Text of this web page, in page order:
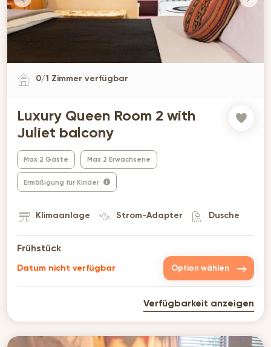
0/1 Zimmer verfügbar
Luxury Queen Room 2 with
Juliet balcony
Max 2 Gäste Max 2 Erwachsene
Ermäßigung für Kinder
Klimaanlage Strom-Adapter Dusche
Frühstück
Datum nicht verfügbar Option wählen
Verfügbarkeit anzeigen